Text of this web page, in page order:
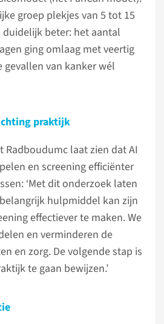
groep plekjes van 5 tot 15
beter: het aantal
ging omlaag met veertig
van kanker wél
praktijk
Radboudumc laat zien dat AI
en screening efficiënter
‘Met dit onderzoek laten
hulpmiddel kan zijn
effectiever te maken. We
en verminderen de
en zorg. De volgende stap is
te gaan bewijzen.’